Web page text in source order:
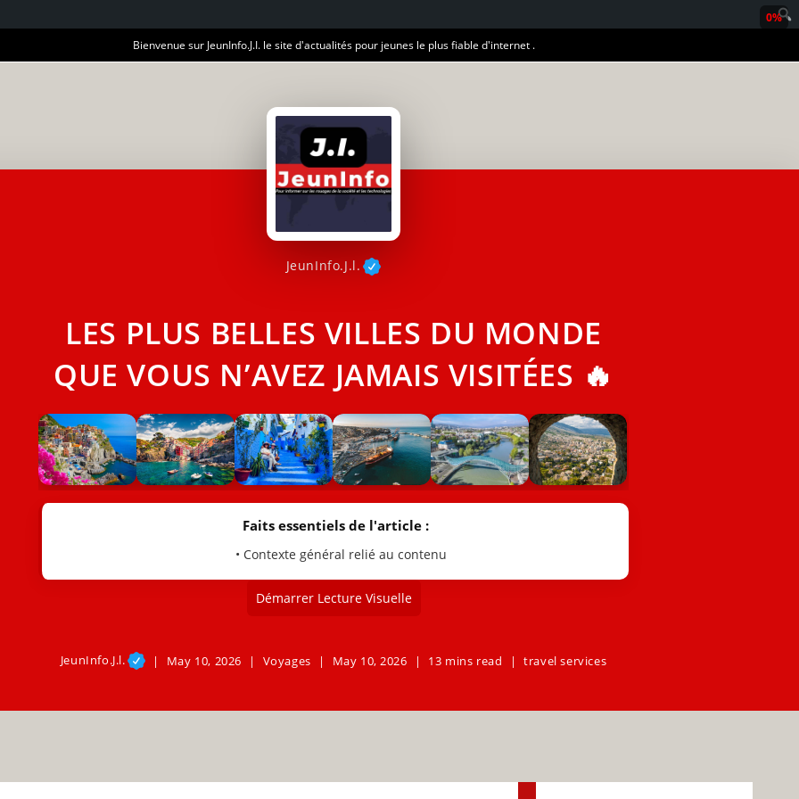
Bienvenue sur JeunInfo.J.I. le site d'actualités pour jeunes le plus fiable d'internet .
JeunInfo.J.l.
LES PLUS BELLES VILLES DU MONDE
QUE VOUS N’AVEZ JAMAIS VISITÉES 🔥
Faits essentiels de l'article :
• Contexte général relié au contenu
Démarrer Lecture Visuelle
JeunInfo.J.l. May 10, 2026 Voyages May 10, 2026 13 mins read travel services
0%